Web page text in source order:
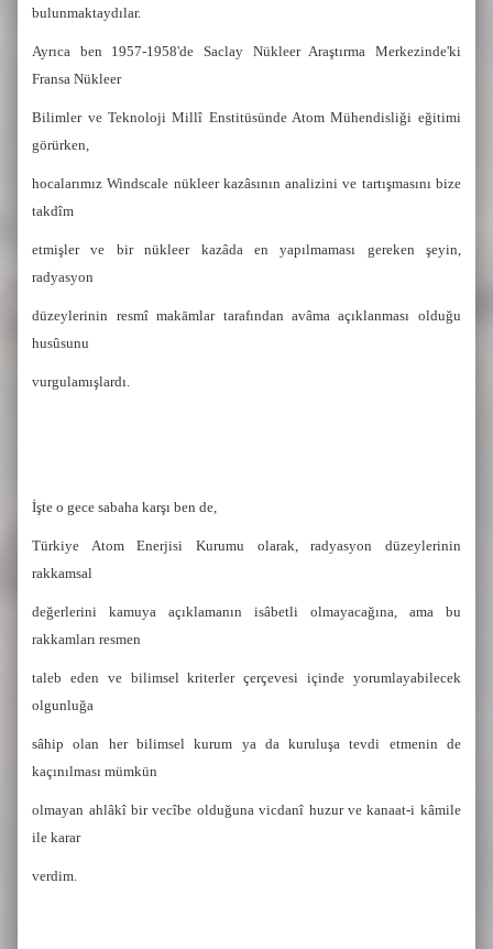
bulunmaktaydılar.
Ayrıca ben 1957-1958'de Saclay Nükleer Araştırma Merkezinde'ki
Fransa Nükleer
Bilimler ve Teknoloji Millî Enstitüsünde Atom Mühendisliği eğitimi
görürken,
hocalarımız Windscale nükleer kazâsının analizini ve tartışmasını bize
takdîm
etmişler ve bir nükleer kazâda en yapılmaması gereken şeyin,
radyasyon
düzeylerinin resmî makāmlar tarafından avâma açıklanması olduğu
husûsunu
vurgulamışlardı.
İşte o gece sabaha karşı ben de,
Türkiye Atom Enerjisi Kurumu olarak, radyasyon düzeylerinin
rakkamsal
değerlerini kamuya açıklamanın isâbetli olmayacağına, ama bu
rakkamları resmen
taleb eden ve bilimsel kriterler çerçevesi içinde yorumlayabilecek
olgunluğa
sâhip olan her bilimsel kurum ya da kuruluşa tevdi etmenin de
kaçınılması mümkün
olmayan ahlâkî bir vecîbe olduğuna vicdanî huzur ve kanaat-i kâmile
ile karar
ver­dim.